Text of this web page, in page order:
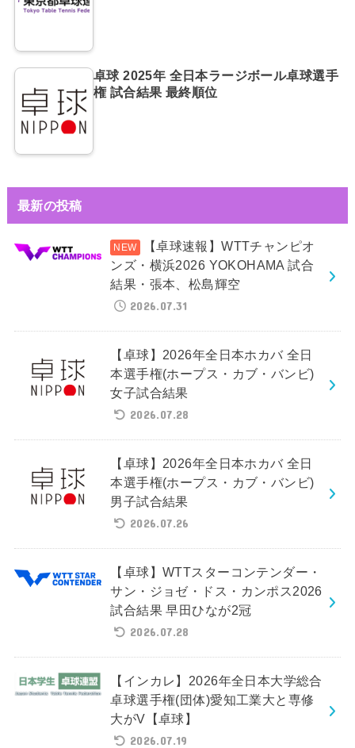
卓球 2025年 全日本ラージボール卓球選手
権 試合結果 最終順位
最新の投稿
【卓球速報】WTTチャンピオ
ンズ・横浜2026 YOKOHAMA 試合
結果・張本、松島輝空
2026.07.31
【卓球】2026年全日本ホカバ 全日
本選手権(ホープス・カブ・バンビ)
女子試合結果
2026.07.28
【卓球】2026年全日本ホカバ 全日
本選手権(ホープス・カブ・バンビ)
男子試合結果
2026.07.26
【卓球】WTTスターコンテンダー・
サン・ジョゼ・ドス・カンポス2026
試合結果 早田ひなが2冠
2026.07.28
【インカレ】2026年全日本大学総合
卓球選手権(団体)愛知工業大と専修
大がV【卓球】
2026.07.19